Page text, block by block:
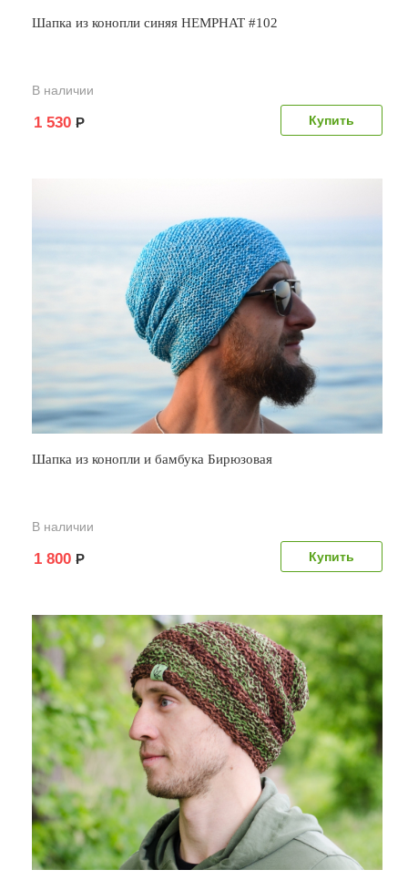
Шапка из конопли синяя HEMPHAT #102
В наличии
1 530 Р
Шапка из конопли и бамбука Бирюзовая
В наличии
1 800 Р